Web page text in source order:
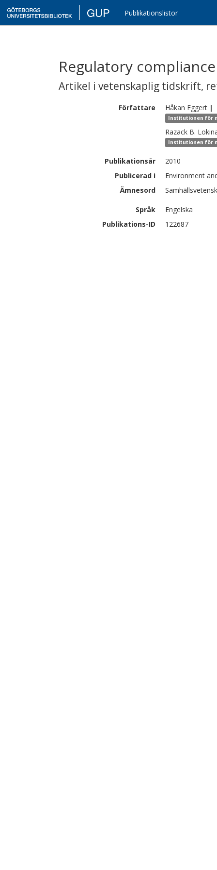
GUP Publikationslistor
Regulatory
Artikel i vetenskaplig tidskrift,
Författare Håkan Eggert |
Institutionen för
Razack B.
Institutionen för
Publikationsår
2010
Publicerad i
Environment
Ämnesord
Språk
Engelska
Publikations-ID
122687